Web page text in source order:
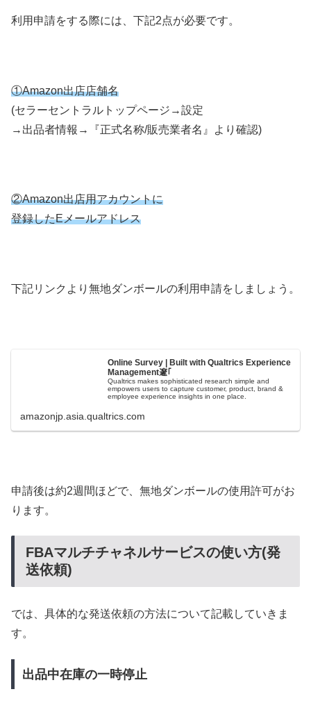
利用申請をする際には、下記2点が必要です。
①Amazon出店店舗名
(セラーセントラルトップページ→設定
→出品者情報→『正式名称/販売業者名』より確認)
②Amazon出店用アカウントに
登録したEメールアドレス
下記リンクより無地ダンボールの利用申請をしましょう。
Online Survey | Built with Qualtrics Experience
Management邃｢
Qualtrics makes sophisticated research simple and
empowers users to capture customer, product, brand &
employee experience insights in one place.
amazonjp.asia.qualtrics.com
申請後は約2週間ほどで、無地ダンボールの使用許可がお
ります。
FBAマルチチャネルサービスの使い方(発
送依頼)
では、具体的な発送依頼の方法について記載していきま
す。
出品中在庫の一時停止